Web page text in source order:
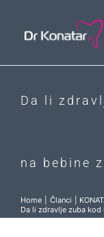
Da li
na bebine
Home Članci
Da li zdravlje zuba kod